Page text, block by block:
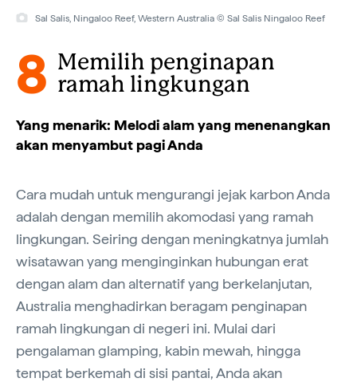
Sal Salis, Ningaloo Reef, Western Australia © Sal Salis Ningaloo Reef
8 Memilih penginapan
ramah lingkungan
Yang menarik: Melodi alam yang menenangkan
akan menyambut pagi Anda
Cara mudah untuk mengurangi jejak karbon Anda
adalah dengan memilih akomodasi yang ramah
lingkungan. Seiring dengan meningkatnya jumlah
wisatawan yang menginginkan hubungan erat
dengan alam dan alternatif yang berkelanjutan,
Australia menghadirkan beragam penginapan
ramah lingkungan di negeri ini. Mulai dari
pengalaman glamping, kabin mewah, hingga
tempat berkemah di sisi pantai, Anda akan